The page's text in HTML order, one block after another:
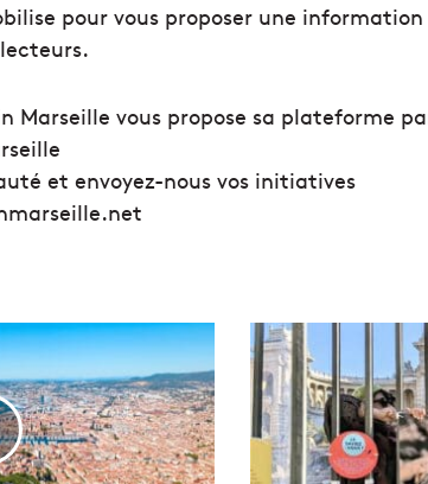
pour vous proposer une
et envoyez-nous vos initiatives
L
e
s
a
r